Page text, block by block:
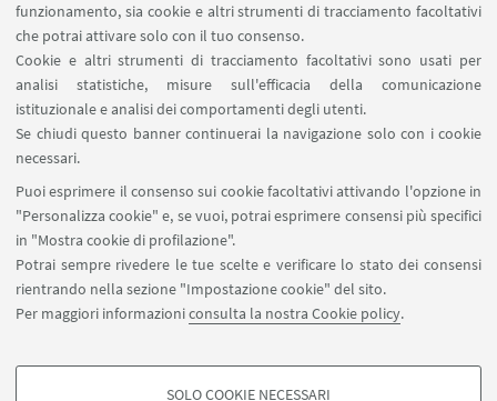
funzionamento, sia cookie e altri strumenti di tracciamento facoltativi
che potrai attivare solo con il tuo consenso.
Cookie e altri strumenti di tracciamento facoltativi sono usati per
analisi statistiche, misure sull'efficacia della comunicazione
istituzionale e analisi dei comportamenti degli utenti.
Se chiudi questo banner continuerai la navigazione solo con i cookie
necessari.
Puoi esprimere il consenso sui cookie facoltativi attivando l'opzione in
"Personalizza cookie" e, se vuoi, potrai esprimere consensi più specifici
in "Mostra cookie di profilazione".
Potrai sempre rivedere le tue scelte e verificare lo stato dei consensi
rientrando nella sezione "Impostazione cookie" del sito.
Per maggiori informazioniconsulta la nostra Cookie policy.
SOLO COOKIE NECESSARI
LINK UTILI
Area riservata
Contatti
Prenotazione aule BiGeA
SEGUI UNIBO SU:
APP: